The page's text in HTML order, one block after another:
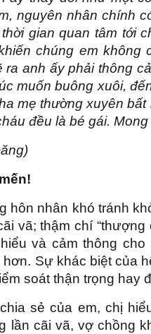
nguyên nhân chính
gian quan tâm tới
chúng em không
ra anh ấy phải thông
muốn buông xuôi,
mẹ thường xuyên
đều là bé gái.
hôn nhân khó tránh
vã; thậm chí
và cảm thông
Sự khác biệt của
soát thận trọng hay
sẻ của em, chị
lần cãi vã, vợ chồng